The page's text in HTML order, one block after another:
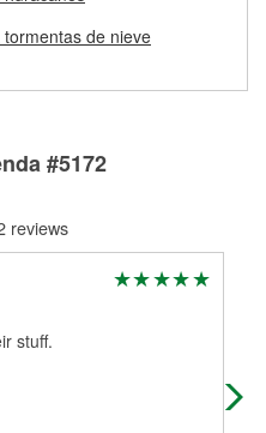
ayudarte a encontrar las
para tu reparación.
de freno
de nieve
#5172
reviews
stuff.